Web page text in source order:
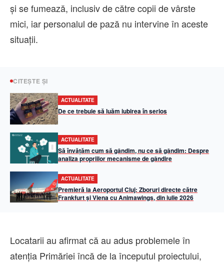
și se fumează, inclusiv de către copii de vârste
mici, iar personalul de pază nu intervine în aceste
situații.
CITEȘTE ȘI
ACTUALITATE
De ce trebuie să luăm iubirea în serios
ACTUALITATE
Să învățăm cum să gândim, nu ce să gândim: Despre
analiza propriilor mecanisme de gândire
ACTUALITATE
Premieră la Aeroportul Cluj: Zboruri directe către
Frankfurt și Viena cu Animawings, din iulie 2026
Locatarii au afirmat că au adus problemele în
atenția Primăriei încă de la începutul proiectului,